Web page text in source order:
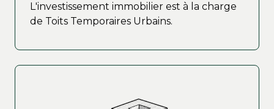
L'investissement immobilier est à la charge
de Toits Temporaires Urbains.